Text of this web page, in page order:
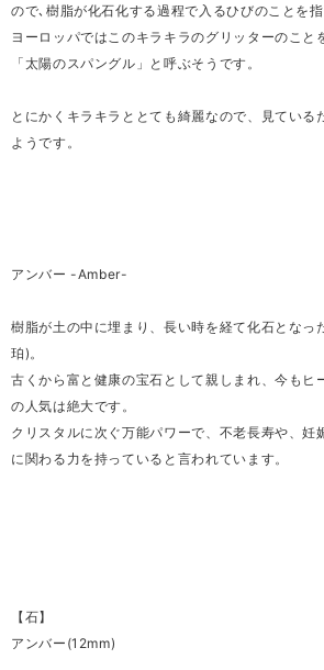
ので､樹脂が化石化する過程で入るひびのことを指
ヨーロッパではこのキラキラのグリッターのこと
「太陽のスパングル」と呼ぶそうです。
とにかくキラキラととても綺麗なので、見ている
ようです。
アンバー -Amber-
樹脂が土の中に埋まり、長い時を経て化石となっ
珀)。
古くから富と健康の宝石として親しまれ、今もヒ
の人気は絶大です。
クリスタルに次ぐ万能パワーで、不老長寿や、妊
に関わる力を持っていると言われています。
【石】
アンバー(12mm)